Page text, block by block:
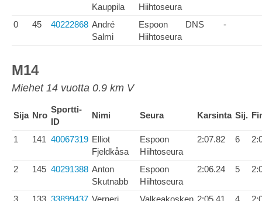
Kauppila
Hiihtoseura
0 45 40222868 André
Salmi
Espoon
Hiihtoseura
DNS -
M14
Miehet 14 vuotta 0.9 km V
Sija Nro
Sportti-
ID
Nimi Seura Karsinta Sij.
1 141 40067319 Elliot
Fjeldkåsa
Espoon
Hiihtoseura
2:07.82 6
2 145 40291388 Anton
Skutnabb
Espoon
Hiihtoseura
2:06.24 5
3 133 33899437 Verneri
Valkeakosken 2:05.41 4